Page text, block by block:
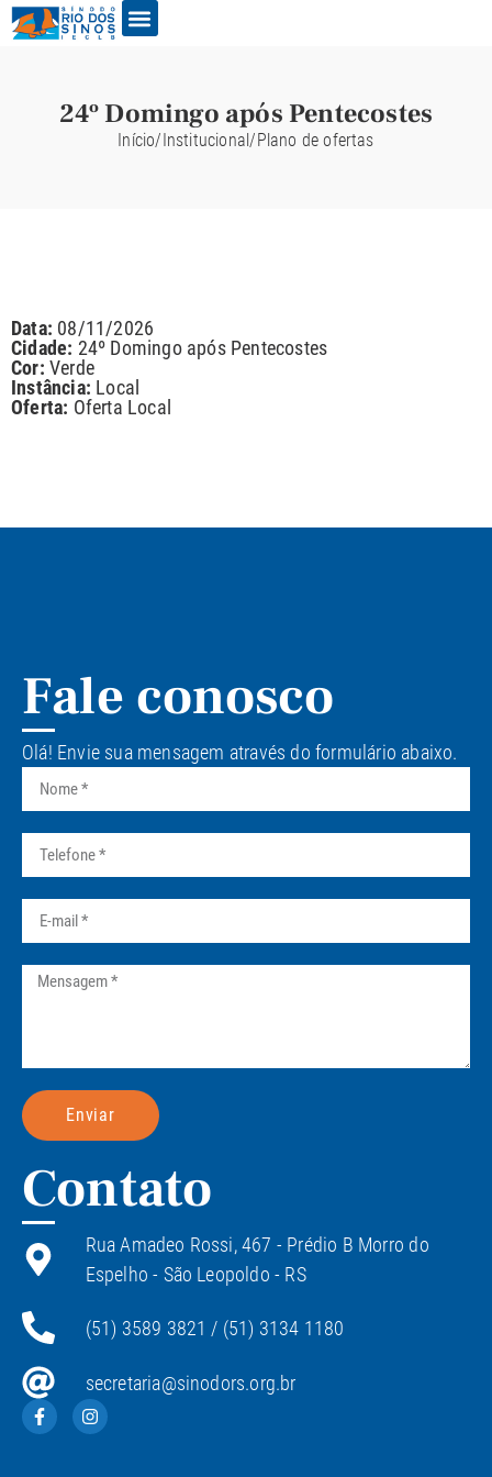
24º Domingo após Pentecostes
Início/Institucional/Plano de ofertas
Data: 08/11/2026
Cidade: 24º Domingo após Pentecostes
Cor: Verde
Instância: Local
Oferta: Oferta Local
Fale conosco
Olá! Envie sua mensagem através do formulário abaixo.
Enviar
Contato
Rua Amadeo Rossi, 467 - Prédio B Morro do
Espelho - São Leopoldo - RS
(51) 3589 3821 / (51) 3134 1180
secretaria@sinodors.org.br